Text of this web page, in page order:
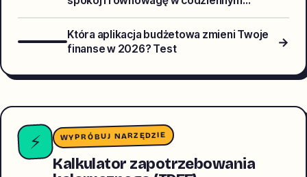
biegu?
Która aplikacja budżetowa zmieni Twoje
finanse w 2026? Test
→
⚡ WYPRÓBUJ NARZĘDZIE
Kalkulator zapotrzebowania